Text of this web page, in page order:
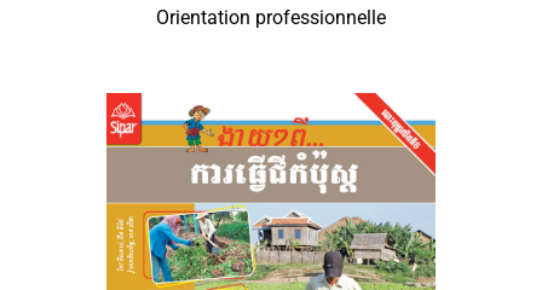
Orientation professionnelle